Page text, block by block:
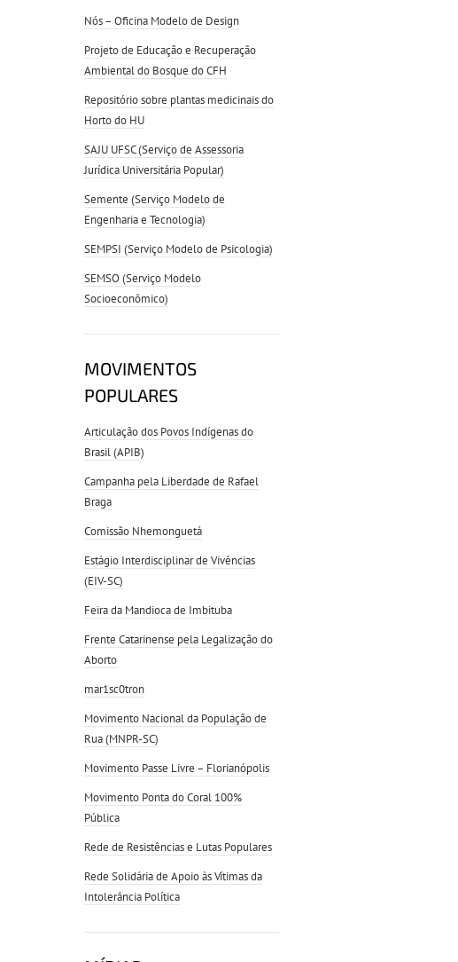
Nós – Oficina Modelo de Design
Projeto de Educação e Recuperação
Ambiental do Bosque do CFH
Repositório sobre plantas medicinais do
Horto do HU
SAJU UFSC (Serviço de Assessoria
Jurídica Universitária Popular)
Semente (Serviço Modelo de
Engenharia e Tecnologia)
SEMPSI (Serviço Modelo de Psicologia)
SEMSO (Serviço Modelo
Socioeconômico)
MOVIMENTOS
POPULARES
Articulação dos Povos Indígenas do
Brasil (APIB)
Campanha pela Liberdade de Rafael
Braga
Comissão Nhemonguetá
Estágio Interdisciplinar de Vivências
(EIV-SC)
Feira da Mandioca de Imbituba
Frente Catarinense pela Legalização do
Aborto
mar1sc0tron
Movimento Nacional da População de
Rua (MNPR-SC)
Movimento Passe Livre – Florianópolis
Movimento Ponta do Coral 100%
Pública
Rede de Resistências e Lutas Populares
Rede Solidária de Apoio às Vítimas da
Intolerância Política